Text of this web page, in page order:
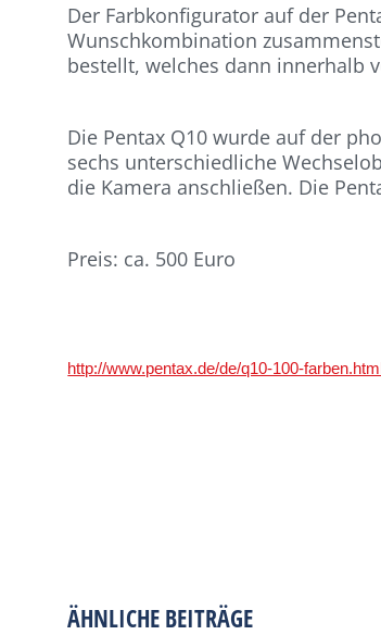
Der Farbkonfigurator auf der
Wunschkombination
bestellt, welches dann innerhalb
Die Pentax Q10 wurde auf der
sechs unterschiedliche
die Kamera anschließen. Die
Preis: ca. 500 Euro
http://www.pentax.de/de/q10-100-farben.html
ÄHNLICHE BEITRÄGE